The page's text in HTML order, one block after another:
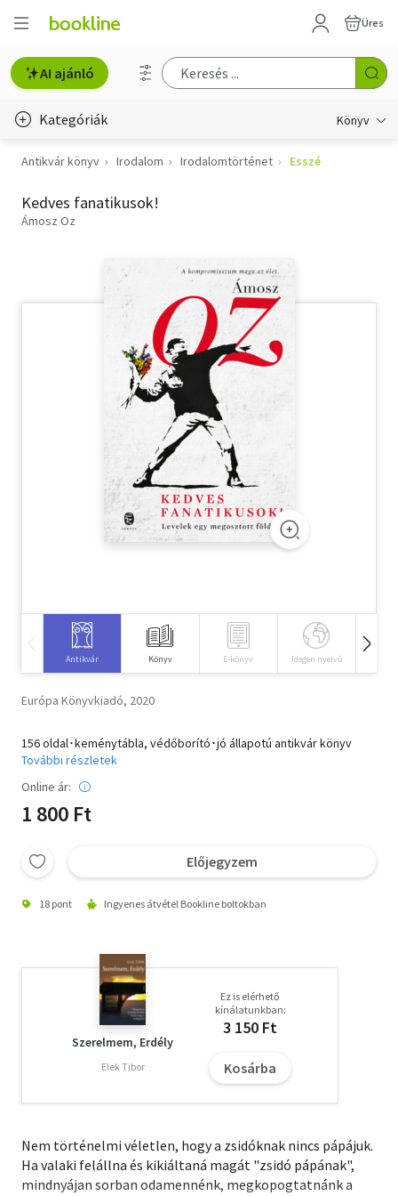
Üres
AI ajánló
Kategóriák Könyv
Életmód, egészség
Erotika
Tankönyv, segédkönyv
Társadalomtudomány
Természettudomány
Antikvár könyv Irodalom Irodalomtörténet Esszé
Kedves fanatikusok!
Ámosz Oz
Antikvár Könyv E-könyv Idegen nyelvű
Európa Könyvkiadó, 2020
156 oldal･keménytábla, védőborító･jó állapotú antikvár könyv
További részletek
Online ár:
1 800 Ft
Előjegyzem
18 pont Ingyenes átvétel Bookline boltokban
Szerelmem, Erdély
Elek Tibor
Ez is elérhető
kínálatunkban:
3 150 Ft
Kosárba
Nem történelmi véletlen, hogy a zsidóknak nincs pápájuk.
Ha valaki felállna és kikiáltaná magát "zsidó pápának",
mindnyájan sorban odamennénk, megkopogtatnánk a